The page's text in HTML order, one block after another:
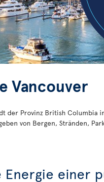
Vancouver
der Provinz British Columbia
von Bergen, Stränden,
Energie einer